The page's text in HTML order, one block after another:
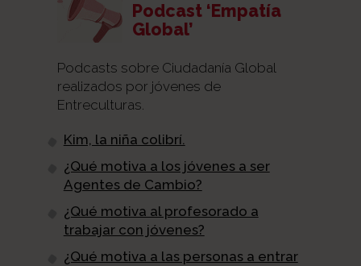
Podcast ‘Empatía
Global’
Podcasts sobre Ciudadanía Global
realizados por jóvenes de
Entreculturas.
Kim, la niña colibrí.
¿Qué motiva a los jóvenes a ser
Agentes de Cambio?
¿Qué motiva al profesorado a
trabajar con jóvenes?
¿Qué motiva a las personas a entrar